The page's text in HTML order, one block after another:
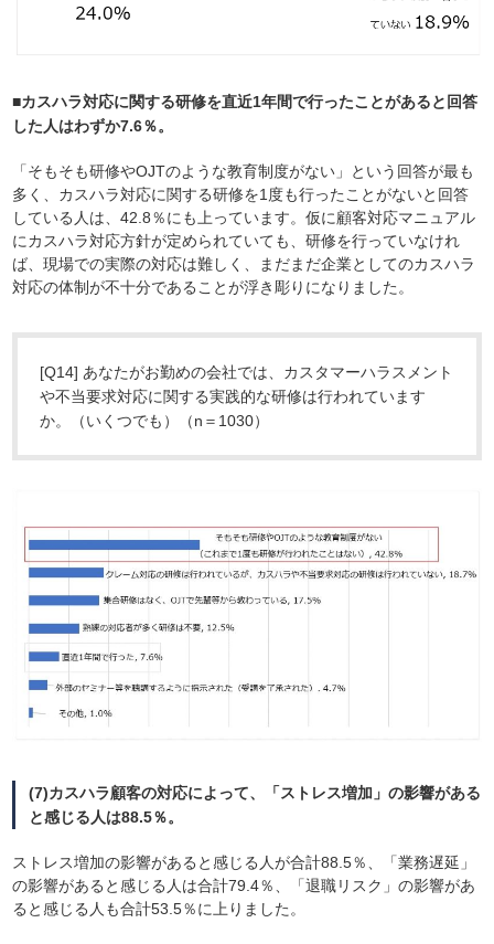
■カスハラ対応に関する研修を直近1年間で行ったことがあると回答
した人はわずか7.6％。
「そもそも研修やOJTのような教育制度がない」という回答が最も
多く、カスハラ対応に関する研修を1度も行ったことがないと回答
している人は、42.8％にも上っています。仮に顧客対応マニュアル
にカスハラ対応方針が定められていても、研修を行っていなけれ
ば、現場での実際の対応は難しく、まだまだ企業としてのカスハラ
対応の体制が不十分であることが浮き彫りになりました。
[Q14] あなたがお勤めの会社では、カスタマーハラスメント
や不当要求対応に関する実践的な研修は行われています
か。（いくつでも）（n＝1030）
(7)カスハラ顧客の対応によって、「ストレス増加」の影響がある
と感じる人は88.5％。
ストレス増加の影響があると感じる人が合計88.5％、「業務遅延」
の影響があると感じる人は合計79.4％、「退職リスク」の影響があ
ると感じる人も合計53.5％に上りました。